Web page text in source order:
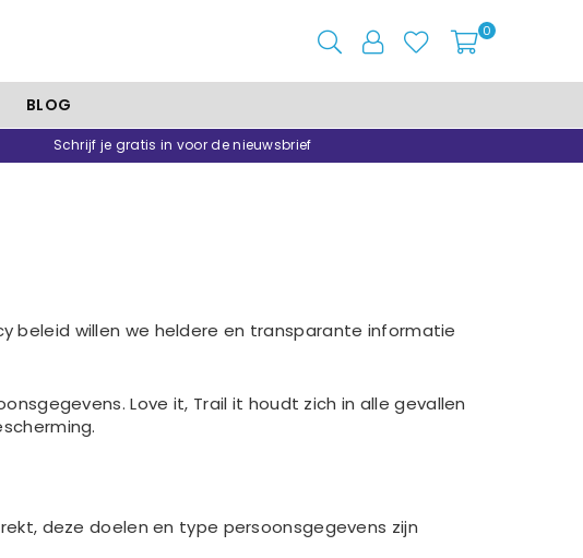
0
BLOG
Schrijf je gratis in voor de nieuwsbrief
beleid willen we heldere en transparante informatie
Love it, Trail it houdt zich in alle gevallen
deze doelen en type persoonsgegevens zijn